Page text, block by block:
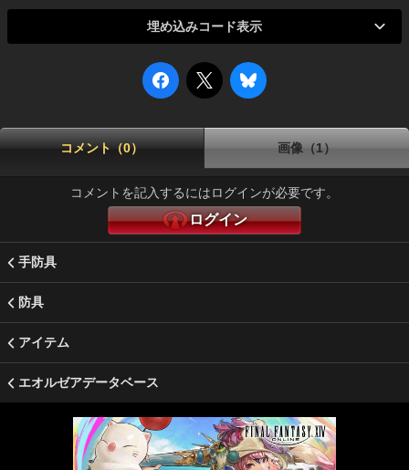
埋め込みコード表示
コメント（0） 画像（1）
コメントを記入するにはログインが必要です。
ログイン
手防具
防具
アイテム
エオルゼアデータベース